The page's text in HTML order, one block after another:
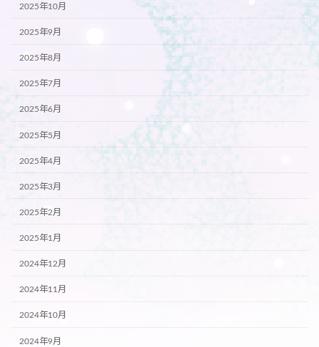
2025年10月
2025年9月
2025年8月
2025年7月
2025年6月
2025年5月
2025年4月
2025年3月
2025年2月
2025年1月
2024年12月
2024年11月
2024年10月
2024年9月